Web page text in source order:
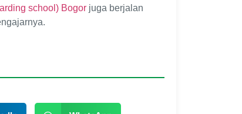
school) Bogor juga berjalan